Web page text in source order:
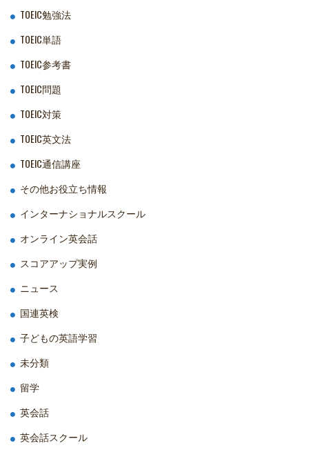
TOEIC勉強法
TOEIC単語
TOEIC参考書
TOEIC問題
TOEIC対策
TOEIC英文法
TOEIC通信講座
その他お役立ち情報
インターナショナルスクール
オンライン英会話
スコアアップ実例
ニュース
国連英検
子どもの英語学習
未分類
留学
英会話
英会話スクール